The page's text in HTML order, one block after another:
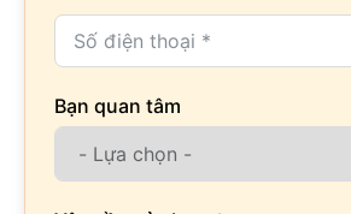
Bạn quan tâm